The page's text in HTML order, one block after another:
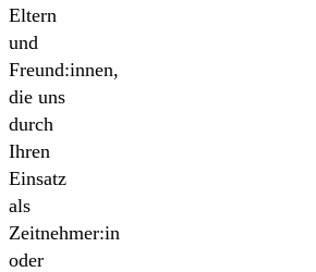
Eltern
und
Freund:innen,
die uns
durch
Ihren
Einsatz
als
Zeitnehmer:in
oder